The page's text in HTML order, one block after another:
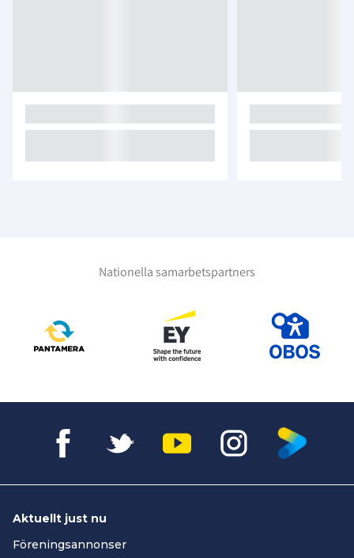
Nationella samarbetspartners
Aktuellt just nu
Föreningsannonser